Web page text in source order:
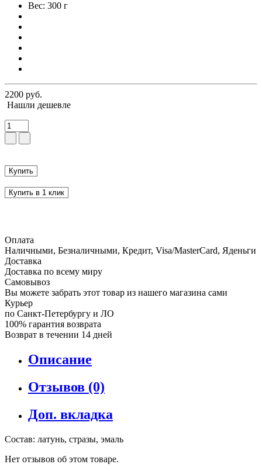
Вес: 300 г
2200 руб.
Нашли дешевле
Купить
Купить в 1 клик
Оплата
Наличными, Безналичными, Кредит, Visa/MasterCard, Яденьги
Доставка
Доставка по всему миру
Самовывоз
Вы можете забрать этот товар из нашего магазина сами
Курьер
по Санкт-Петербургу и ЛО
100% гарантия возврата
Возврат в течении 14 дней
Описание
Отзывов (0)
Доп. вкладка
Состав: латунь, стразы, эмаль
Нет отзывов об этом товаре.